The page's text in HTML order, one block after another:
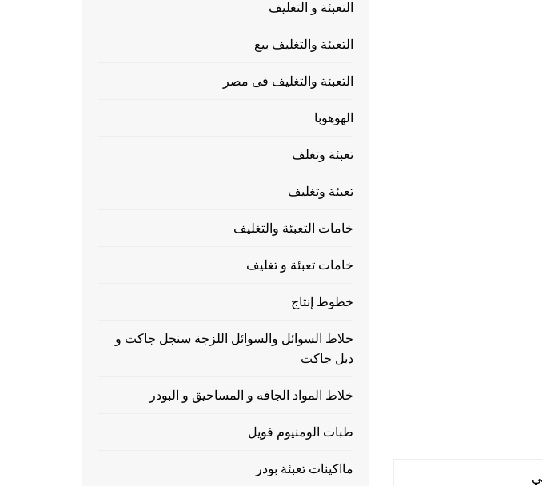
التعبئة و التغليف
التعبئة والتغليف بيع
التعبئة والتغليف فى مصر
الهوهوبا
تعبئة وتغلف
تعبئة وتغليف
خامات التعبئة والتغليف
خامات تعبئة و تغليف
خطوط إنتاج
خلاط السوائل والسوائل اللزجة سنجل جاكت و
دبل جاكت
خلاط المواد الجافه و المساحيق و البودر
طبات الومنيوم فويل
مااكينات تعبئة بودر